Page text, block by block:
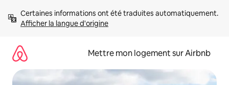
directement
Afficher la langue d'origine
Mettre mon logement sur Airbnb